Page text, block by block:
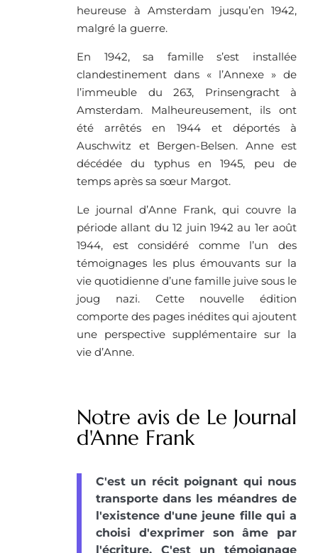
heureuse à Amsterdam jusqu’en 1942,
malgré la guerre.
En 1942, sa famille s’est installée
clandestinement dans « l’Annexe » de
l’immeuble du 263, Prinsengracht à
Amsterdam. Malheureusement, ils ont
été arrêtés en 1944 et déportés à
Auschwitz et Bergen-Belsen. Anne est
décédée du typhus en 1945, peu de
temps après sa sœur Margot.
Le journal d’Anne Frank, qui couvre la
période allant du 12 juin 1942 au 1er août
1944, est considéré comme l’un des
témoignages les plus émouvants sur la
vie quotidienne d’une famille juive sous le
joug nazi. Cette nouvelle édition
comporte des pages inédites qui ajoutent
une perspective supplémentaire sur la
vie d’Anne.
Notre avis de Le Journal
d'Anne Frank
C'est un récit poignant qui nous
transporte dans les méandres de
l'existence d'une jeune fille qui a
choisi d'exprimer son âme par
l'écriture. C'est un témoignage